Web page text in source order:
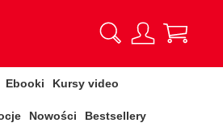
Ebooki Kursy video
Nowości Bestsellery